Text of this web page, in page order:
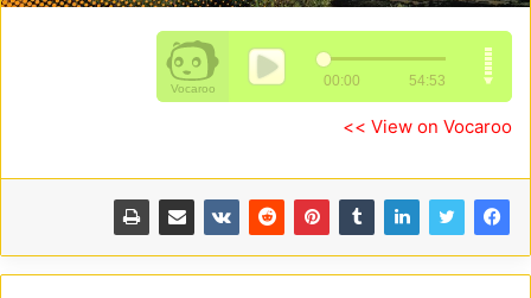
View on Vocaroo >>